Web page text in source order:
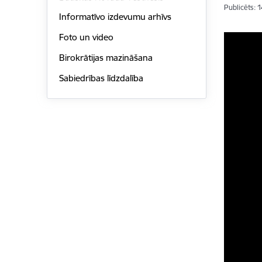
Informatīvo izdevumu arhīvs
Foto un video
Birokrātijas mazināšana
Sabiedrības līdzdalība
Publicēts: